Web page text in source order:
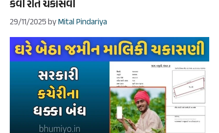
કેવી રીતે ચકાસવી
29/11/2025byMital Pindariya